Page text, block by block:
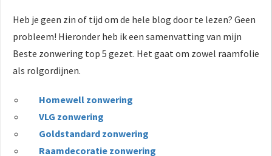
Heb je geen zin of tijd om de hele blog door te lezen? Geen
probleem! Hieronder heb ik een samenvatting van mijn
Beste zonwering top 5 gezet. Het gaat om zowel raamfolie
als rolgordijnen.
Homewell zonwering
VLG zonwering
Goldstandard zonwering
Raamdecoratie zonwering